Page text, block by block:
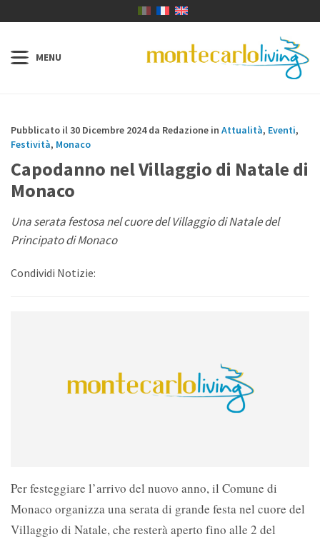
Pubblicato il 30 Dicembre 2024 da Redazione in Attualità, Eventi,
Festività, Monaco
Capodanno nel Villaggio di Natale di
Monaco
Una serata festosa nel cuore del Villaggio di Natale del
Principato di Monaco
Condividi Notizie:
Per festeggiare l’arrivo del nuovo anno, il Comune di
Monaco organizza una serata di grande festa nel cuore del
Villaggio di Natale, che resterà aperto fino alle 2 del